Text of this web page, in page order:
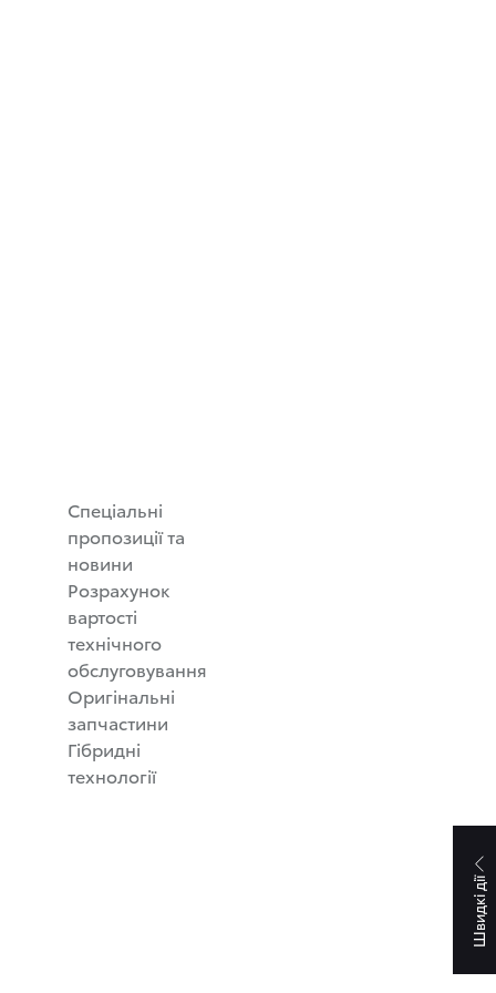
Швидкі дії
Спеціальні
пропозиції та
новини
Розрахунок
вартості
технічного
обслуговування
Оригінальні
запчастини
Гібридні
технології